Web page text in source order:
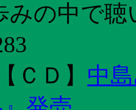
みの中で
【 ＣＤ 】 中